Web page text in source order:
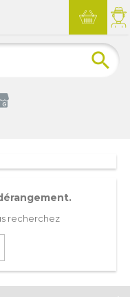

recherchez